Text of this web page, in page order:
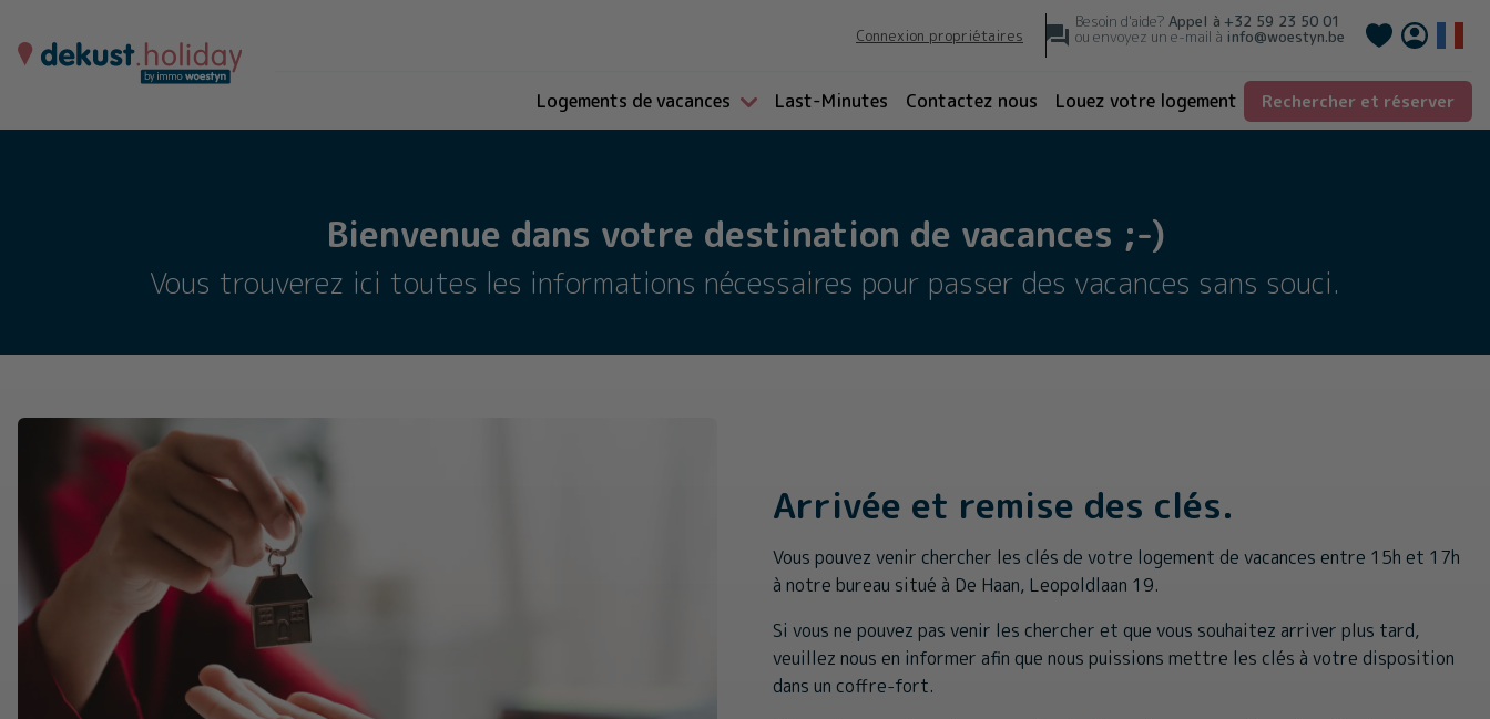
Connexion propriétaires
Besoin d'aide? Appel à +32 59 23 50 01
ou envoyez un e-mail à info@woestyn.be Deutsch
Logements de vacances Last-Minutes Contactez nous Louez votre logement Rechercher et réserver
Bienvenue dans votre destination de vacances ;-)
Vous trouverez ici toutes les informations nécessaires pour passer des vacances sans souci.
Arrivée et remise des clés.
Vous pouvez venir chercher les clés de votre logement de vacances entre 15h et 17h
à notre bureau situé à De Haan, Leopoldlaan 19.
Si vous ne pouvez pas venir les chercher et que vous souhaitez arriver plus tard,
veuillez nous en informer afin que nous puissions mettre les clés à votre disposition
dans un coffre-fort.